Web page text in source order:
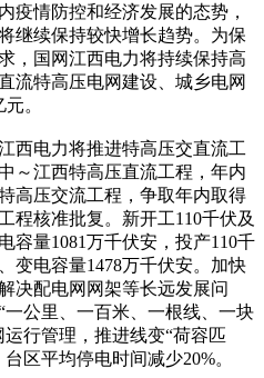
疫情防控和经济发展的态势，
继续保持较快增长趋势。为保
，国网江西电力将持续保持高
流特高压电网建设、城乡电网
。
西电力将推进特高压交直流工
～江西特高压直流工程，年内
高压交流工程，争取年内取得
程核准批复。新开工110千伏及
容量1081万千伏安，投产110千
变电容量1478万千伏安。加快
决配电网网架等长远发展问
公里、一百米、一根线、一块
行管理，推进线变“荷容匹
区平均停电时间减少20%。